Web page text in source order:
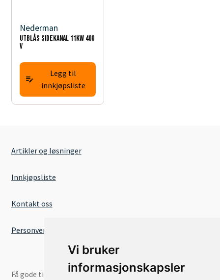
Vi bruker
informasjonskapsler
Nederman
Utblås sidekanal 11kW 400
V
Legg til
innkjøpsliste
Artikler og løsninger
Innkjøpsliste
Kontakt oss
Personvernserklæring
Få gode tilbud og nyheter på e-post